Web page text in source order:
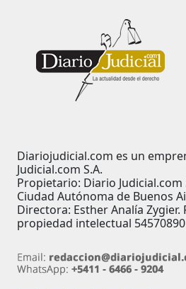
Diariojudicial.com es un
Judicial.com S.A.
Propietario: Diario Judicial.com
Ciudad Autónoma de Buenos
Directora: Esther Analía Zygier.
propiedad intelectual 54570890